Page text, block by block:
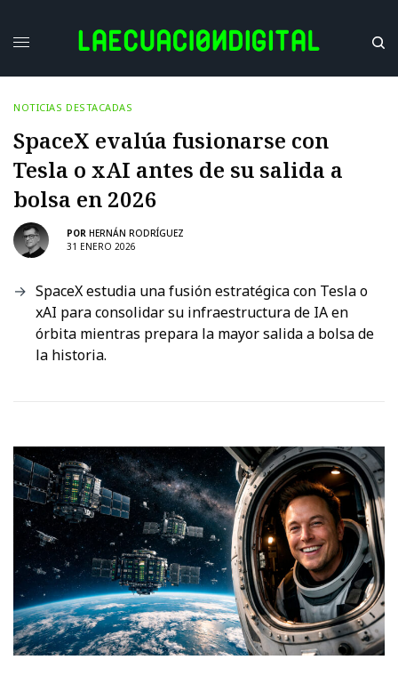
NOTICIAS DESTACADAS
SpaceX evalúa fusionarse con
Tesla o xAI antes de su salida a
bolsa en 2026
POR HERNÁN RODRÍGUEZ
31 ENERO 2026
SpaceX estudia una fusión estratégica con Tesla o
xAI para consolidar su infraestructura de IA en
órbita mientras prepara la mayor salida a bolsa de
la historia.